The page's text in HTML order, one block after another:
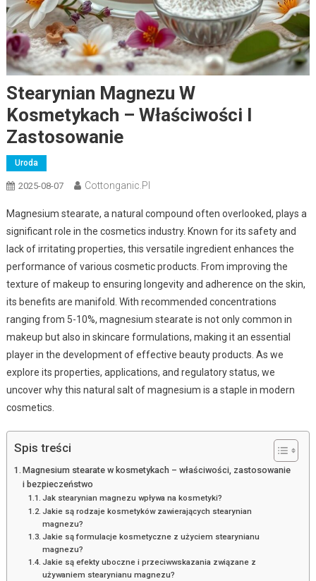
Stearynian Magnezu W
Kosmetykach – Właściwości I
Zastosowanie
Uroda
2025-08-07 Cottonganic.pl
Magnesium stearate, a natural compound often overlooked, plays a
significant role in the cosmetics industry. Known for its safety and
lack of irritating properties, this versatile ingredient enhances the
performance of various cosmetic products. From improving the
texture of makeup to ensuring longevity and adherence on the skin,
its benefits are manifold. With recommended concentrations
ranging from 5-10%, magnesium stearate is not only common in
makeup but also in skincare formulations, making it an essential
player in the development of effective beauty products. As we
explore its properties, applications, and regulatory status, we
uncover why this natural salt of magnesium is a staple in modern
cosmetics.
Spis treści
Magnesium stearate w kosmetykach – właściwości, zastosowanie
i bezpieczeństwo
Jak stearynian magnezu wpływa na kosmetyki?
Jakie są rodzaje kosmetyków zawierających stearynian
magnezu?
Jakie są formulacje kosmetyczne z użyciem stearynianu
magnezu?
Jakie są efekty uboczne i przeciwwskazania związane z
używaniem stearynianu magnezu?